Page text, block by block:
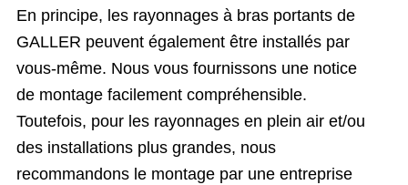
En principe, les rayonnages à bras portants de
GALLER peuvent également être installés par
vous-même. Nous vous fournissons une notice
de montage facilement compréhensible.
Toutefois, pour les rayonnages en plein air et/ou
des installations plus grandes, nous
recommandons le montage par une entreprise